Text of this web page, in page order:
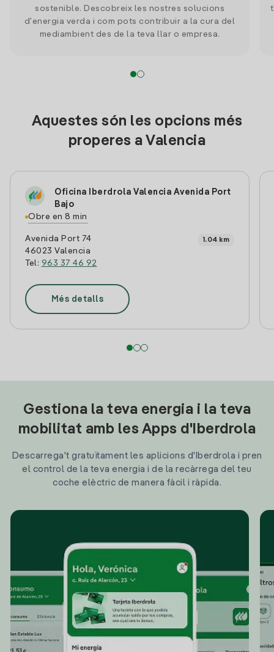
sostenible. Descobreix les nostres solucions
d'energia verda i com pots contribuir a la cura del
mediambient des de la teva llar o empresa.
Aquestes són les opcions més
properes a Valencia
Oficina Iberdrola Valencia Avenida Port
Bajo
Obre en 8 min
Avenida Port 74
46023 Valencia
Tel: 963 37 46 92
1.04 km
Més detalls
Gestiona la teva energia i la teva
mobilitat amb les Apps d'Iberdrola
Descarrega't gratuïtament les aplicions d'Iberdrola i pren
el control de la teva energia i de la recàrrega del teu
coche elèctric de manera fàcil i ràpida.